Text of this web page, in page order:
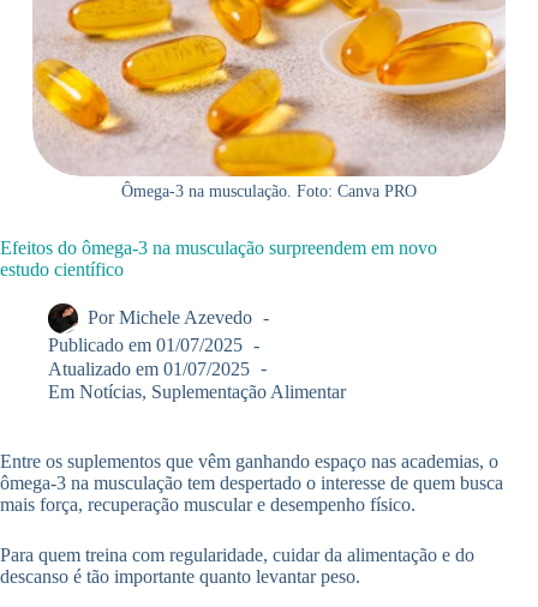
Ômega-3 na musculação. Foto: Canva PRO
Efeitos do ômega-3 na musculação surpreendem em novo
estudo científico
Por Michele Azevedo
Publicado em 01/07/2025
Atualizado em 01/07/2025
Em Notícias, Suplementação Alimentar
Entre os suplementos que vêm ganhando espaço nas academias, o
ômega-3 na musculação tem despertado o interesse de quem busca
mais força, recuperação muscular e desempenho físico.
Para quem treina com regularidade, cuidar da alimentação e do
descanso é tão importante quanto levantar peso.